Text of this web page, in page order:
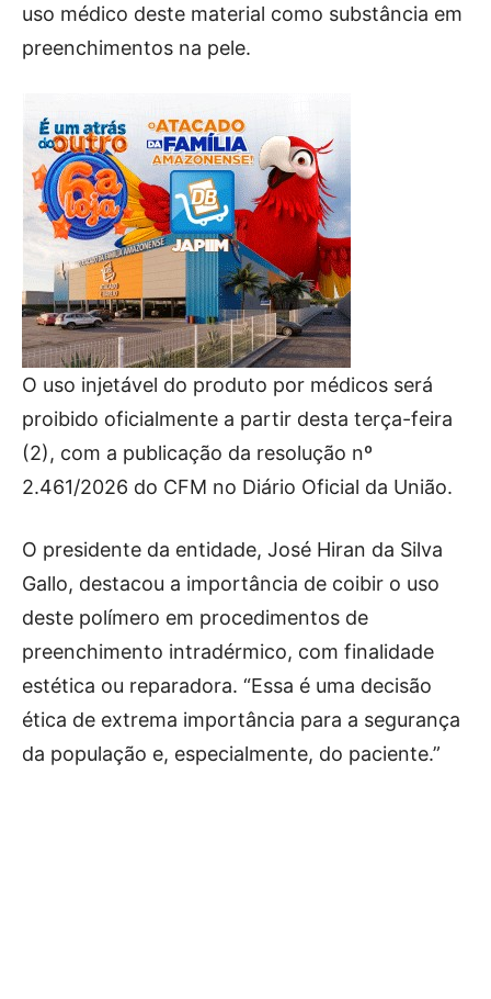
uso médico deste material como substância em
preenchimentos na pele.
O uso injetável do produto por médicos será
proibido oficialmente a partir desta terça-feira
(2), com a publicação da resolução nº
2.461/2026 do CFM no Diário Oficial da União.
O presidente da entidade, José Hiran da Silva
Gallo, destacou a importância de coibir o uso
deste polímero em procedimentos de
preenchimento intradérmico, com finalidade
estética ou reparadora. “Essa é uma decisão
ética de extrema importância para a segurança
da população e, especialmente, do paciente.”